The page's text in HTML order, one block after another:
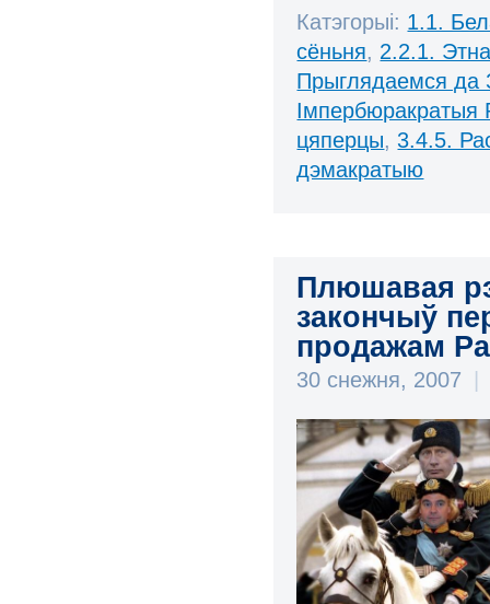
Катэгорыі: 1.1.
сёньня, 2.2.1.
Прыглядаемся да
Імпербюракратыя
цяперцы, 3.4.5.
дэмакратыю
Плюшавая
закончыў
продажам
30 снежня, 2007